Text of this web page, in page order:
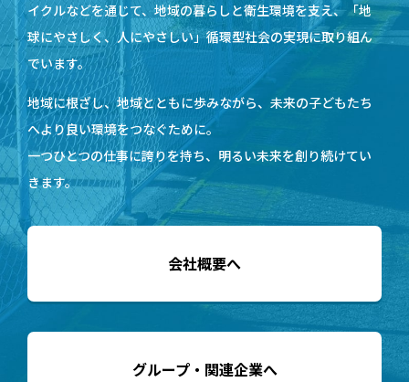
イクルなどを通じて、地域の暮らしと衛生環境を支え、「地
球にやさしく、人にやさしい」循環型社会の実現に取り組ん
でいます。
地域に根ざし、地域とともに歩みながら、未来の子どもたち
へより良い環境をつなぐために。
一つひとつの仕事に誇りを持ち、明るい未来を創り続けてい
きます。
会社概要へ
グループ・関連企業へ